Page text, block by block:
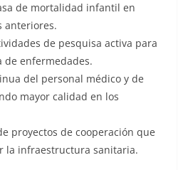
de mortalidad infantil en
anteriores.
de pesquisa activa para
de enfermedades.
del personal médico y de
mayor calidad en los
proyectos de cooperación que
la infraestructura sanitaria.